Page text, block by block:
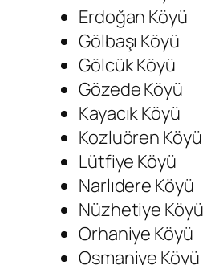
Erdoğan Köyü
Gölbaşı Köyü
Gölcük Köyü
Gözede Köyü
Kayacık Köyü
Kozluören Köyü
Lütfiye Köyü
Narlıdere Köyü
Nüzhetiye Köyü
Orhaniye Köyü
Osmaniye Köyü